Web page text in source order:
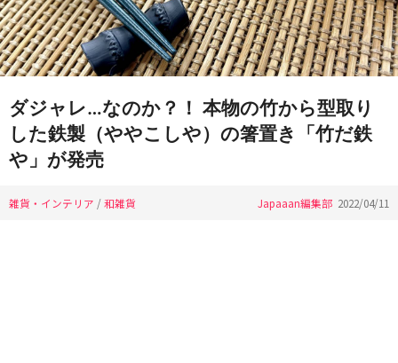
ダジャレ…なのか？！ 本物の竹から型取り
した鉄製（ややこしや）の箸置き「竹だ鉄
や」が発売
雑貨・インテリア /和雑貨 Japaaan編集部 2022/04/11